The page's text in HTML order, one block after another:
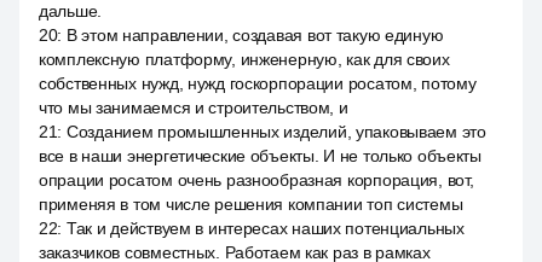
дальше.
20: В этом направлении, создавая вот такую единую
комплексную платформу, инженерную, как для своих
собственных нужд, нужд госкорпорации росатом, потому
что мы занимаемся и строительством, и
21: Созданием промышленных изделий, упаковываем это
все в наши энергетические объекты. И не только объекты
опрации росатом очень разнообразная корпорация, вот,
применяя в том числе решения компании топ системы
22: Так и действуем в интересах наших потенциальных
заказчиков совместных. Работаем как раз в рамках